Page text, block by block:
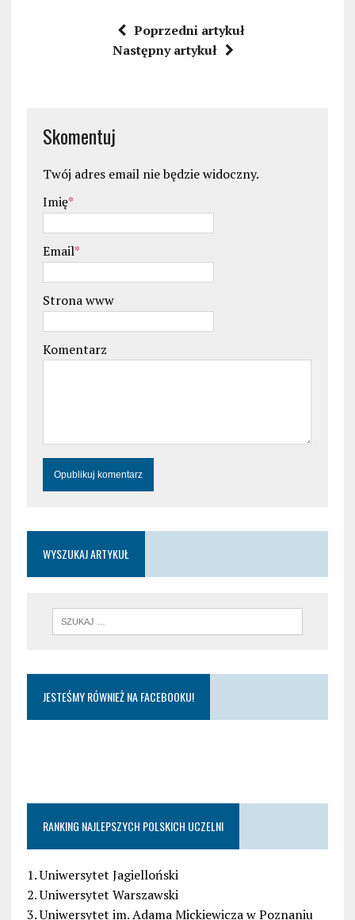
Poprzedni artykuł
Następny artykuł
Skomentuj
Twój adres email nie będzie widoczny.
Imię*
Email*
Strona www
Komentarz
WYSZUKAJ ARTYKUŁ
JESTEŚMY RÓWNIEŻ NA FACEBOOKU!
RANKING NAJLEPSZYCH POLSKICH UCZELNI
1. Uniwersytet Jagielloński
2. Uniwersytet Warszawski
3. Uniwersytet im. Adama Mickiewicza w Poznaniu